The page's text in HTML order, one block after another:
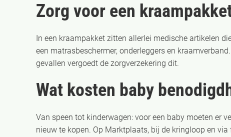
Zorg voor een
In een kraampakket zitten allerlei medische artikelen
een matrasbeschermer, onderleggers en
gevallen vergoedt de zorgverzekering dit.
Wat kosten baby
Van speen tot kinderwagen: voor een baby moeten er
nieuw te kopen. Op Marktplaats, bij de kringloop en